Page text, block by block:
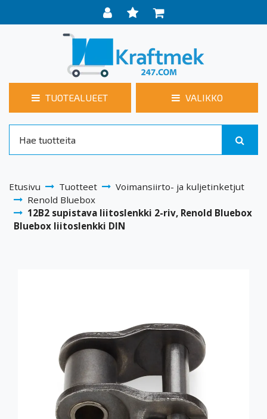
TUOTEALUEET VALIKKO
Etusivu Tuotteet
Voimansiirto- ja kuljetinketjut
Renold Bluebox
12B2 supistava liitoslenkki 2-riv, Renold Bluebox
Bluebox liitoslenkki DIN